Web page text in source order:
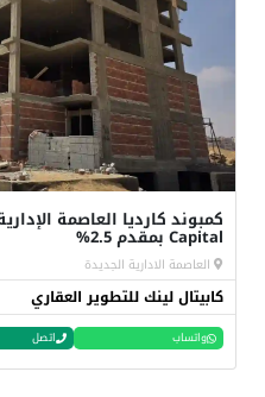
Capital بمقدم 2.5%
العاصمة الادارية الجديدة
كابيتال لينك للتطوير العقاري
واتساب اتصل